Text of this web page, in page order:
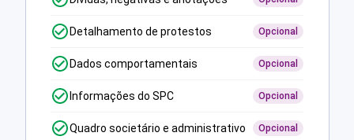
Detalhamento de protestos Opcional
Dados comportamentais Opcional
Informações do SPC Opcional
Quadro societário e administrativo Opcional